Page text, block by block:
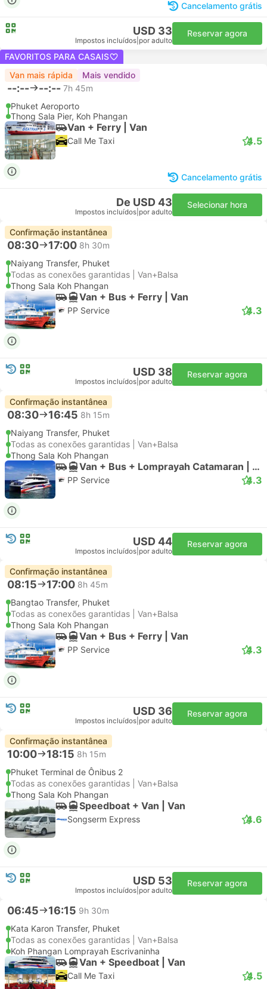
Cancelamento grátis
USD 33
Impostos incluídos por adulto
Reservar agora
FAVORITOS PARA CASAIS
Van mais rápida
Mais vendido
--:-- --:-- 7h 45m
Phuket Aeroporto
Thong Sala Pier, Koh Phangan
Van + Ferry | Van
Call Me Taxi 4.5
Cancelamento grátis
De USD 43
Impostos incluídos por adulto
Selecionar hora
Confirmação instantânea
08:30 17:00 8h 30m
Naiyang Transfer, Phuket
Todas as conexões garantidas | Van+Balsa
Thong Sala Koh Phangan
Van + Bus + Ferry | Van
PP Service 4.3
USD 38
Impostos incluídos por adulto
Reservar agora
Confirmação instantânea
08:30 16:45 8h 15m
Naiyang Transfer, Phuket
Todas as conexões garantidas | Van+Balsa
Thong Sala Koh Phangan
Van + Bus + Lomprayah Catamaran | Van
PP Service 4.3
USD 44
Impostos incluídos por adulto
Reservar agora
Confirmação instantânea
08:15 17:00 8h 45m
Bangtao Transfer, Phuket
Todas as conexões garantidas | Van+Balsa
Thong Sala Koh Phangan
Van + Bus + Ferry | Van
PP Service 4.3
USD 36
Impostos incluídos por adulto
Reservar agora
Confirmação instantânea
10:00 18:15 8h 15m
Phuket Terminal de Ônibus 2
Todas as conexões garantidas | Van+Balsa
Thong Sala Koh Phangan
Speedboat + Van | Van
Songserm Express 4.6
USD 53
Impostos incluídos por adulto
Reservar agora
06:45 16:15 9h 30m
Kata Karon Transfer, Phuket
Todas as conexões garantidas | Van+Balsa
Koh Phangan Lomprayah Escrivaninha
Van + Speedboat | Van
Call Me Taxi 4.5